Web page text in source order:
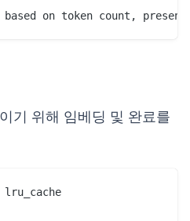
기 위해 임베딩 및 완료를